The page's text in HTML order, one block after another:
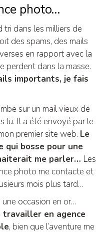
photo…
dans les milliers de
des spams, des mails
en rapport avec la
perdent dans la masse.
importants, je fais
sur un mail vieux de
lu. Il a été envoyé par le
premier site web. Le
qui bosse pour une
me parler… Les
photo me contacte et
mois plus tard…
une occasion en or…
travailler en agence
, bien que l’aventure me